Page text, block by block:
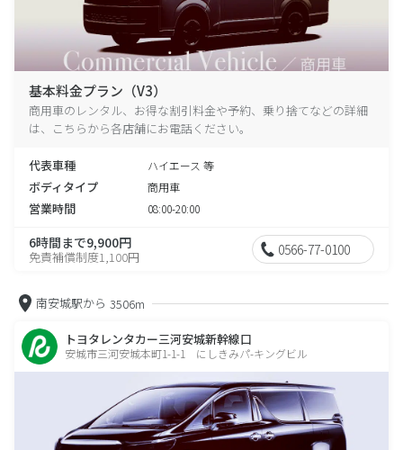
基本料金プラン（V3）
商用車のレンタル、お得な割引料金や予約、乗り捨てなどの詳細
は、こちらから各店舗にお電話ください。
代表車種 ハイエース 等
ボディタイプ 商用車
営業時間 08:00-20:00
6時間まで9,900円
免責補償制度1,100円 0566-77-0100
南安城駅から 3506m
トヨタレンタカー三河安城新幹線口
安城市三河安城本町1-1-1 にしきみパ-キングビル